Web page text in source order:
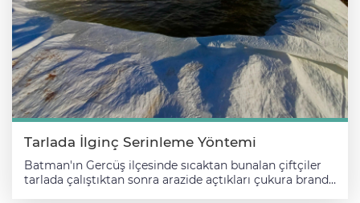
Tarlada İlginç Serinleme Yöntemi
Batman'ın Gercüş ilçesinde sıcaktan bunalan çiftçiler
tarlada çalıştıktan sonra arazide açtıkları çukura branda